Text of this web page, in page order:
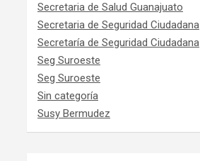
Secretaria de Salud Guanajuato
Secretaria de Seguridad Ciudadana
Secretaría de Seguridad Ciudadana
Seg Suroeste
Seg Suroeste
Sin categoría
Susy Bermudez